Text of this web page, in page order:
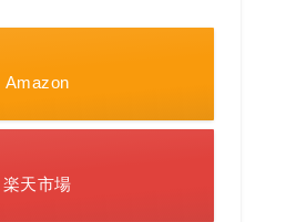
Amazon
楽天市場